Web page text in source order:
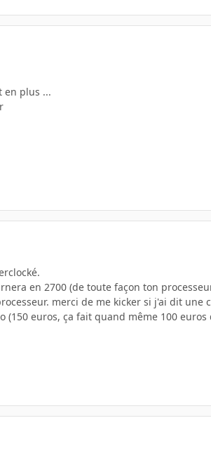
en plus ...
en 2700 (de toute façon ton
merci de me kicker si j'ai dit une
euros, ça fait quand même 100